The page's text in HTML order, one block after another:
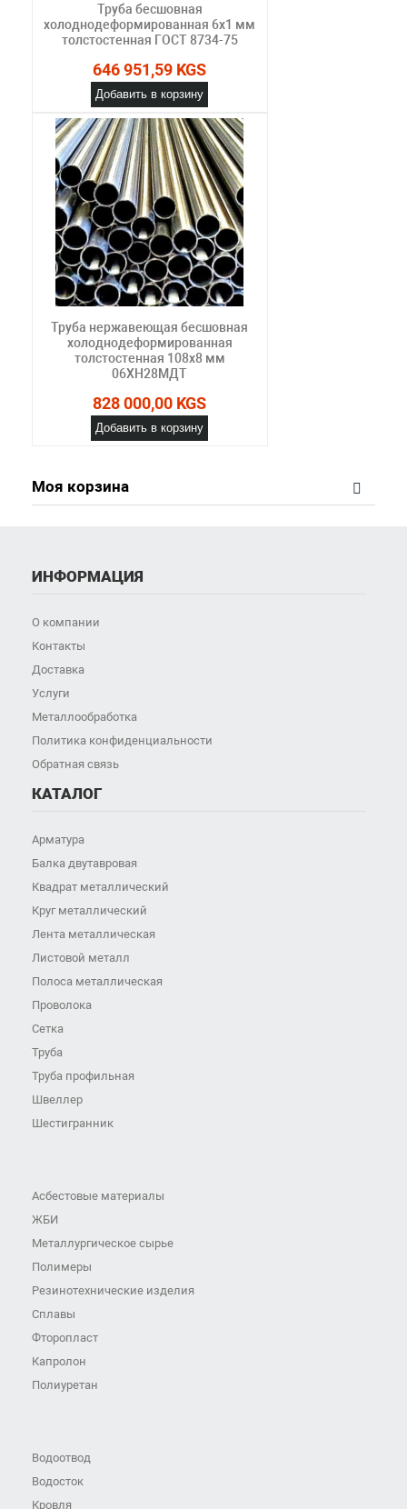
Труба бесшовная
холоднодеформированная 6х1 мм
толстостенная ГОСТ 8734-75
646 951,59 KGS
Добавить в корзину
Труба нержавеющая бесшовная
холоднодеформированная
толстостенная 108х8 мм
06ХН28МДТ
828 000,00 KGS
Добавить в корзину
Моя корзина
ИНФОРМАЦИЯ
О компании
Контакты
Доставка
Услуги
Металлообработка
Политика конфиденциальности
Обратная связь
КАТАЛОГ
Арматура
Балка двутавровая
Квадрат металлический
Круг металлический
Лента металлическая
Листовой металл
Полоса металлическая
Проволока
Сетка
Труба
Труба профильная
Швеллер
Шестигранник
Асбестовые материалы
ЖБИ
Металлургическое сырье
Полимеры
Резинотехнические изделия
Сплавы
Фторопласт
Капролон
Полиуретан
Водоотвод
Водосток
Кровля